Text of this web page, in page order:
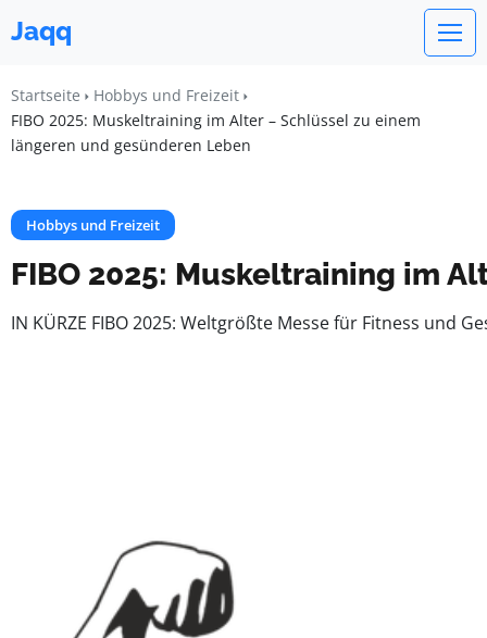
Jaqq
Startseite
Hobbys und Freizeit
FIBO 2025: Muskeltraining im Alter – Schlüssel zu einem
längeren und gesünderen Leben
Hobbys und Freizeit
FIBO 2025: Muskeltraining im
IN KÜRZE FIBO 2025: Weltgrößte Messe für Fitness und